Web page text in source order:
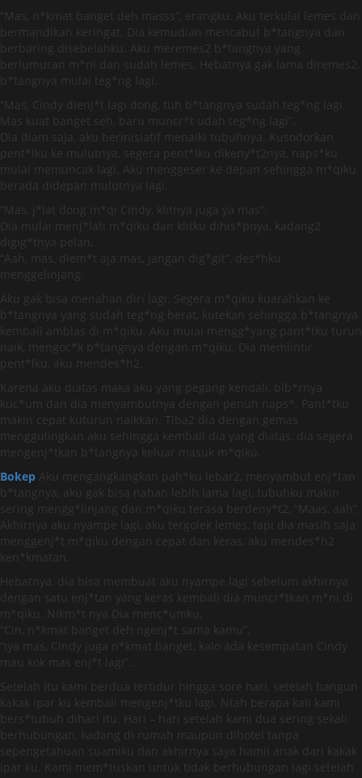
“Mas, n*kmat banget deh masss”, erangku. Aku terkulai lemes dan
bermandikan keringat. Dia kemudian mencabut b*tangnya dan
berbaring disebelahku. Aku meremes2 b*tangnya yang
berlumuran m*ni dan sudah lemes. Hebatnya gak lama diremes2,
b*tangnya mulai teg*ng lagi.
“Mas, Cindy dienj*t lagi dong, tuh b*tangnya sudah teg*ng lagi.
Mas kuat banget seh, baru muncr*t udah teg*ng lagi”.
Dia diam saja, aku berinisiatif menaiki tubuhnya. Kusodorkan
pent*lku ke mulutnya, segera pent*lku dikeny*t2nya, naps*ku
mulai memuncak lagi. Aku menggeser ke depan sehingga m*qiku
berada didepan mulutnya lagi.
“Mas, j*lat dong m*qi Cindy, klitnya juga ya mas”.
Dia mulai menj*lati m*qiku dan klitku dihis*pnya, kadang2
digig*tnya pelan,
“Aah, mas, diem*t aja mas, jangan dig*git”, des*hku
menggelinjang.
Aku gak bisa menahan diri lagi. Segera m*qiku kuarahkan ke
b*tangnya yang sudah teg*ng berat, kutekan sehingga b*tangnya
kembali amblas di m*qiku. Aku mulai mengg*yang pant*tku turun
naik, mengoc*k b*tangnya dengan m*qiku. Dia memlintir
pent*lku, aku mendes*h2.
Karena aku diatas maka aku yang pegang kendali, bib*rnya
kuc*um dan dia menyambutnya dengan penuh naps*. Pant*tku
makin cepat kuturun naikkan. Tiba2 dia dengan gemas
menggulingkan aku sehingga kembali dia yang diatas, dia segera
mengenj*tkan b*tangnya keluar masuk m*qiku.
Bokep Aku mengangkangkan pah*ku lebar2, menyambut enj*tan
b*tangnya, aku gak bisa nahan lebih lama lagi, tubuhku makin
sering mengg*linjang dan m*qiku terasa berdeny*t2, “Maas, aah”.
Akhirnya aku nyampe lagi, aku tergolek lemes, tapi dia masih saja
menggenj*t m*qiku dengan cepat dan keras, aku mendes*h2
ken*kmatan.
Hebatnya, dia bisa membuat aku nyampe lagi sebelum akhirnya
dengan satu enj*tan yang keras kembali dia muncr*tkan m*ni di
m*qiku. Nikm*t nya.Dia menc*umku,
“Cin, n*kmat banget deh ngenj*t sama kamu”.
“iya mas, Cindy juga n*kmat banget, kalo ada kesempatan Cindy
mau kok mas enj*t lagi”..
Setelah itu kami berdua tertidur hingga sore hari, setelah bangun
kakak ipar ku kembali mengenj*tku lagi. Ntah berapa kali kami
bers*tubuh dihari itu. Hari – hari setelah kami dua sering sekali
berhubungan, kadang di rumah maupun dihotel tanpa
sepengetahuan suamiku dan akhirnya saya hamil anak dari kakak
ipar ku. Kami mem*tuskan untuk tidak berhubungan lagi setelah